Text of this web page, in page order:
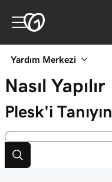
Yardım Merkezi
Nasıl Yapılır
Plesk'i Tanıyın